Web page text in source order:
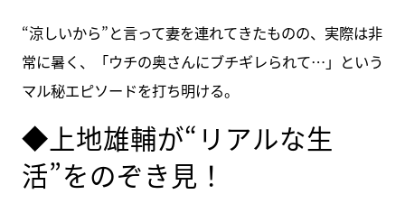
“涼しいから”と言って妻を連れてきたものの、実際は非
常に暑く、「ウチの奥さんにブチギレられて…」という
マル秘エピソードを打ち明ける。
◆上地雄輔が“リアルな生
活”をのぞき見！